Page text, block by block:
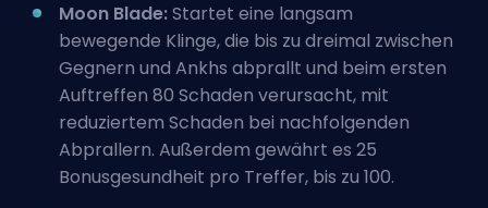
Moon Blade:Startet eine langsam
bewegende Klinge, die bis zu dreimal zwischen
Gegnern und Ankhs abprallt und beim ersten
Auftreffen 80 Schaden verursacht, mit
reduziertem Schaden bei nachfolgenden
Abprallern. Außerdem gewährt es 25
Bonusgesundheit pro Treffer, bis zu 100.